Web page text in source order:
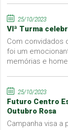
25/10/2023
VIª Turma
Com convidados
foi um
memórias e
25/10/2023
Futuro Centro
Outubro Rosa
Campanha visa a